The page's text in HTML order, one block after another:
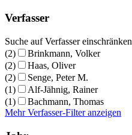
Verfasser
Suche auf Verfasser einschränken
(2)
Brinkmann, Volker
(2)
Haas, Oliver
(2)
Senge, Peter M.
(1)
Alf-Jähnig, Rainer
(1)
Bachmann, Thomas
Mehr Verfasser-Filter anzeigen